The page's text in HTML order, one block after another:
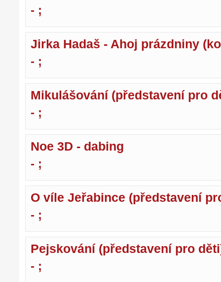
- ;
Jirka Hadaš - Ahoj prázdniny
- ;
Mikulášování (představení pro
- ;
Noe 3D - dabing
- ;
O víle Jeřabince (představení
- ;
Pejskování (představení pro
- ;